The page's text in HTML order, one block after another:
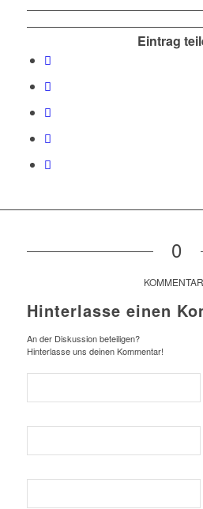
Eintrag
0
Hinterlasse einen
An der Diskussion beteiligen?
Hinterlasse uns deinen Kommentar!